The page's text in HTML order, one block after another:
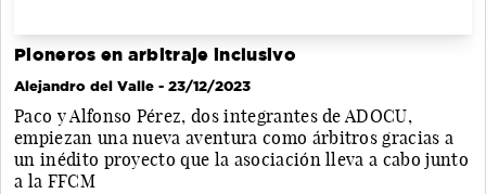
Pioneros en arbitraje inclusivo
Alejandro del Valle - 23/12/2023
Paco y Alfonso Pérez, dos integrantes de ADOCU,
empiezan una nueva aventura como árbitros gracias a
un inédito proyecto que la asociación lleva a cabo junto
a la FFCM